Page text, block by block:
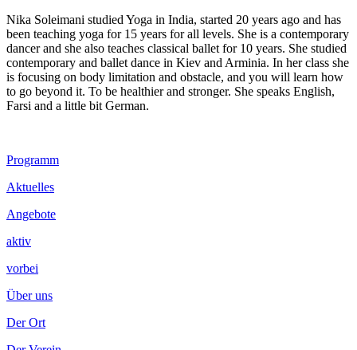
Nika Soleimani studied Yoga in India, started 20 years ago and has
been teaching yoga for 15 years for all levels. She is a contemporary
dancer and she also teaches classical ballet for 10 years. She studied
contemporary and ballet dance in Kiev and Arminia. In her class she
is focusing on body limitation and obstacle, and you will learn how
to go beyond it. To be healthier and stronger. She speaks English,
Farsi and a little bit German.
Footer
Inhalt
Programm
Aktuelles
Angebote
aktiv
vorbei
Über uns
Der Ort